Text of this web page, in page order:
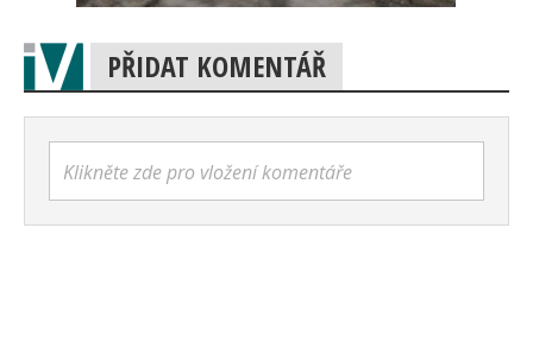
PŘIDAT KOMENTÁŘ
Klikněte zde pro vložení komentáře